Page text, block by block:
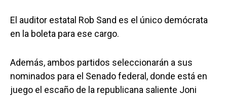
El auditor estatal Rob Sand es el único demócrata
en la boleta para ese cargo.
Además, ambos partidos seleccionarán a sus
nominados para el Senado federal, donde está en
juego el escaño de la republicana saliente Joni